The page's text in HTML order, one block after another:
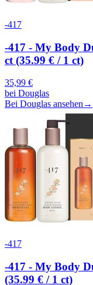
-417
-417 - My Body
ct (35.99 € / 1 ct)
35,99 €
bei Douglas
Bei Douglas ansehen →
-417
-417 - My Body
(35.99 € / 1 ct)